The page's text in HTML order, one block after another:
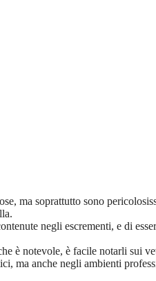
ma soprattutto sono
negli escrementi, e di
è notevole, è facile notarli sui
ma anche negli ambienti